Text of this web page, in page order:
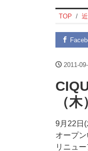
TOP
2011-
（
9月22日
オープ
リニュ